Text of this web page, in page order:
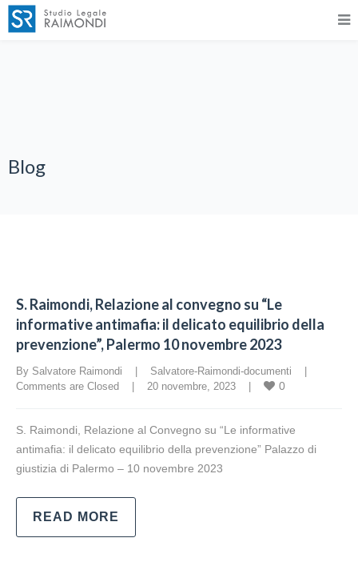
Blog
S. Raimondi, Relazione al convegno su “Le
informative antimafia: il delicato equilibrio della
prevenzione”, Palermo 10 novembre 2023
By Salvatore Raimondi    | Salvatore-Raimondi-documenti
Comments are Closed
    |    20 novembre, 2023    |
0
S. Raimondi, Relazione al Convegno su “Le informative
antimafia: il delicato equilibrio della prevenzione” Palazzo di
giustizia di Palermo – 10 novembre 2023
READ MORE